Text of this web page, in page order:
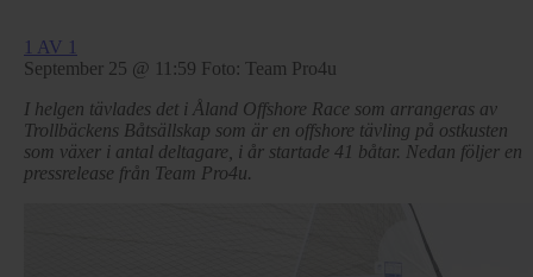
1 AV 1
September 25 @ 11:59 Foto: Team Pro4u
I helgen tävlades det i Åland Offshore Race som arrangeras av
Trollbäckens Båtsällskap som är en offshore tävling på ostkusten
som växer i antal deltagare, i år startade 41 båtar. Nedan följer en
pressrelease från Team Pro4u.